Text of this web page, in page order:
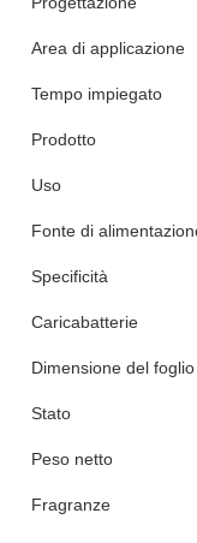
Specificità
Articolo
Progettazione
Area di applicazione